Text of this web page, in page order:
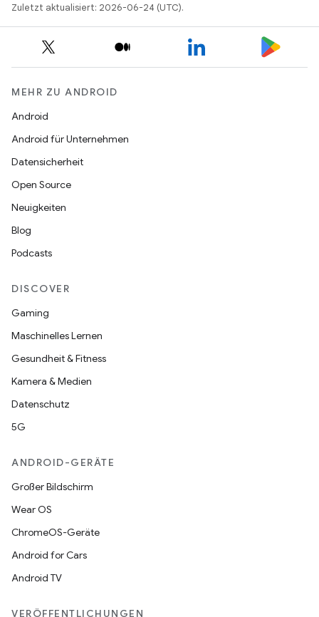
Zuletzt aktualisiert: 2026-06-24 (UTC).
MEHR ZU ANDROID
Android
Android für Unternehmen
Datensicherheit
Open Source
Neuigkeiten
Blog
Podcasts
DISCOVER
Gaming
Maschinelles Lernen
Gesundheit & Fitness
Kamera & Medien
Datenschutz
5G
ANDROID-GERÄTE
Großer Bildschirm
Wear OS
ChromeOS-Geräte
Android for Cars
Android TV
VERÖFFENTLICHUNGEN